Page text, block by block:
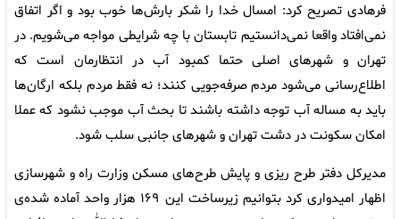
فرهادی تصریح کرد: امسال خدا را شکر بارش‌ها خوب بود و اگر اتفاق
نمی‌افتاد واقعا نمی‌دانستیم تابستان با چه شرایطی مواجه می‌شویم. در
تهران و شهرهای اصلی حتما کمبود آب در انتظارمان است که
اطلاع‌رسانی می‌شود مردم صرفه‌جویی کنند؛ نه فقط مردم بلکه ارگان‌ها
باید به مساله آب توجه داشته باشند تا بحث آب موجب نشود که عملا
امکان سکونت در دشت تهران و شهرهای جانبی سلب شود.
مدیرکل دفتر طرح ریزی و پایش طرح‌های مسکن وزارت راه و شهرسازی
اظهار امیدواری کرد بتوانیم زیرساخت این ۱۶۹ هزار واحد آماده شده‌ی